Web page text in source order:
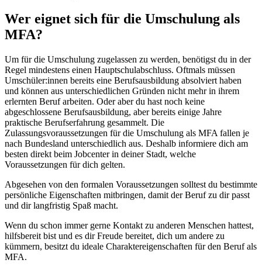
Wer eignet sich für die Umschulung als
MFA?
Um für die Umschulung zugelassen zu werden, benötigst du in der
Regel mindestens einen Hauptschulabschluss. Oftmals müssen
Umschüler:innen bereits eine Berufsausbildung absolviert haben
und können aus unterschiedlichen Gründen nicht mehr in ihrem
erlernten Beruf arbeiten. Oder aber du hast noch keine
abgeschlossene Berufsausbildung, aber bereits einige Jahre
praktische Berufserfahrung gesammelt. Die
Zulassungsvoraussetzungen für die Umschulung als MFA fallen je
nach Bundesland unterschiedlich aus. Deshalb informiere dich am
besten direkt beim Jobcenter in deiner Stadt, welche
Voraussetzungen für dich gelten.
Abgesehen von den formalen Voraussetzungen solltest du bestimmte
persönliche Eigenschaften mitbringen, damit der Beruf zu dir passt
und dir langfristig Spaß macht.
Wenn du schon immer gerne Kontakt zu anderen Menschen hattest,
hilfsbereit bist und es dir Freude bereitet, dich um andere zu
kümmern, besitzt du ideale Charaktereigenschaften für den Beruf als
MFA.